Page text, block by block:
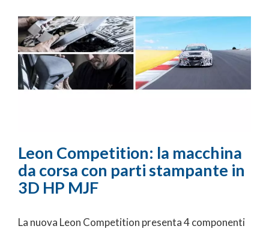
Leon Competition: la macchina
da corsa con parti stampante in
3D HP MJF
La nuova Leon Competition presenta 4 componenti